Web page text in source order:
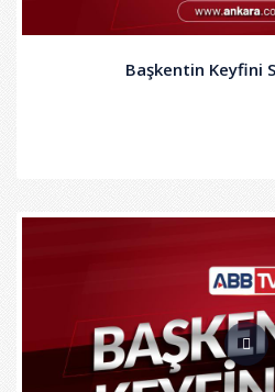
Başkentin Keyfini